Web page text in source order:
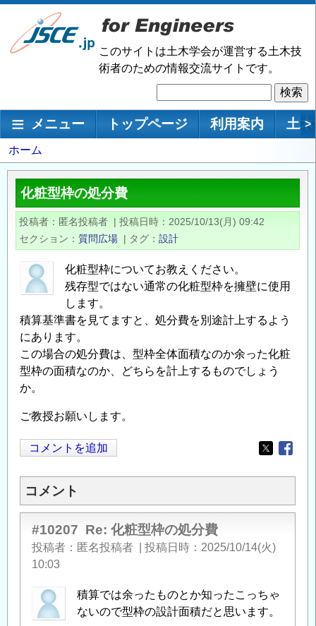
メ
ン
移
このサイトは土木学会が運営する土木技
術者のための情報交流サイトです。
索
メインナビゲーション
メニュー トップページ 利用案内 土 >
パ
ン
く
ず
ホーム
化粧型枠の処分費
投稿者 匿名投稿者 | 投稿日時
2025/10/13(月) 09:42
セクション
質問広場 | タグ 設計
化粧型枠についてお教えください。
残存型ではない通常の化粧型枠を擁壁に使用
します。
積算基準書を見てますと、処分費を別途計上するよう
にあります。
この場合の処分費は、型枠全体面積なのか余った化粧
型枠の面積なのか、どちらを計上するものでしょう
か。
ご教授お願いします。
コメントを追加
Opens in
コメント
#10207 Re: 化粧型枠の処分費
投稿者 匿名投稿者 投稿日時
2025/10/14(火)
10:03
積算では余ったものとか知ったこっちゃ
ないので型枠の設計面積だと思います。